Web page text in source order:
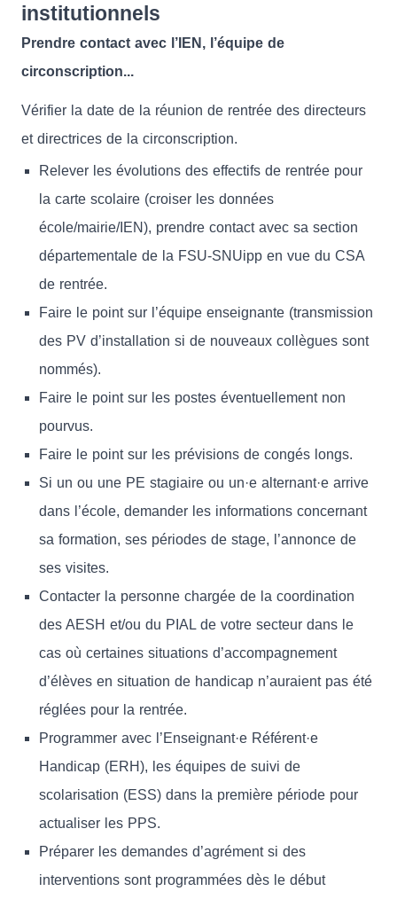
institutionnels
Prendre contact avec l’IEN, l’équipe de
circonscription...
Vérifier la date de la réunion de rentrée des directeurs
et directrices de la circonscription.
Relever les évolutions des effectifs de rentrée pour
la carte scolaire (croiser les données
école/mairie/IEN), prendre contact avec sa section
départementale de la FSU-SNUipp en vue du CSA
de rentrée.
Faire le point sur l’équipe enseignante (transmission
des PV d’installation si de nouveaux collègues sont
nommés).
Faire le point sur les postes éventuellement non
pourvus.
Faire le point sur les prévisions de congés longs.
Si un ou une PE stagiaire ou un·e alternant·e arrive
dans l’école, demander les informations concernant
sa formation, ses périodes de stage, l’annonce de
ses visites.
Contacter la personne chargée de la coordination
des AESH et/ou du PIAL de votre secteur dans le
cas où certaines situations d’accompagnement
d’élèves en situation de handicap n’auraient pas été
réglées pour la rentrée.
Programmer avec l’Enseignant·e Référent·e
Handicap (ERH), les équipes de suivi de
scolarisation (ESS) dans la première période pour
actualiser les PPS.
Préparer les demandes d’agrément si des
interventions sont programmées dès le début